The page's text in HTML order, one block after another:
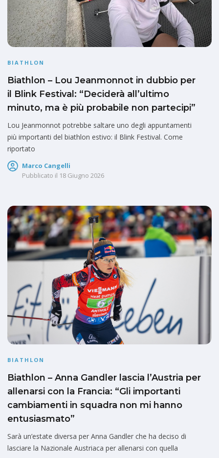
BIATHLON
Biathlon – Lou Jeanmonnot in dubbio per
il Blink Festival: “Deciderà all’ultimo
minuto, ma è più probabile non partecipi”
Lou Jeanmonnot potrebbe saltare uno degli appuntamenti
più importanti del biathlon estivo: il Blink Festival. Come
riportato
Marco Cangelli
Pubblicato il 18 Giugno 2026
BIATHLON
Biathlon – Anna Gandler lascia l’Austria per
allenarsi con la Francia: “Gli importanti
cambiamenti in squadra non mi hanno
entusiasmato”
Sarà un’estate diversa per Anna Gandler che ha deciso di
lasciare la Nazionale Austriaca per allenarsi con quella